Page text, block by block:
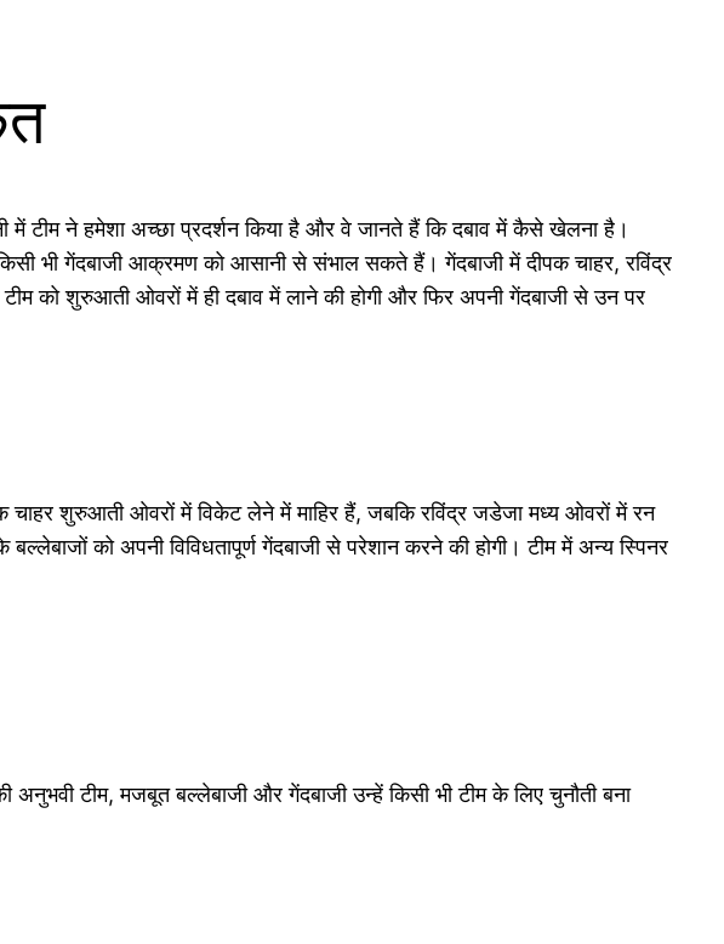
टीम ने हमेशा अच्छा प्रदर्शन किया है और वे जानते हैं कि दबाव में कैसे खेलना है।
भी गेंदबाजी आक्रमण को आसानी से संभाल सकते हैं। गेंदबाजी में दीपक चाहर, रविंद्र
को शुरुआती ओवरों में ही दबाव में लाने की होगी और फिर अपनी गेंदबाजी से उन पर
चाहर शुरुआती ओवरों में विकेट लेने में माहिर हैं, जबकि रविंद्र जडेजा मध्य ओवरों में रन
को अपनी विविधतापूर्ण गेंदबाजी से परेशान करने की होगी। टीम में अन्य स्पिनर
टीम, मजबूत बल्लेबाजी और गेंदबाजी उन्हें किसी भी टीम के लिए चुनौती बना